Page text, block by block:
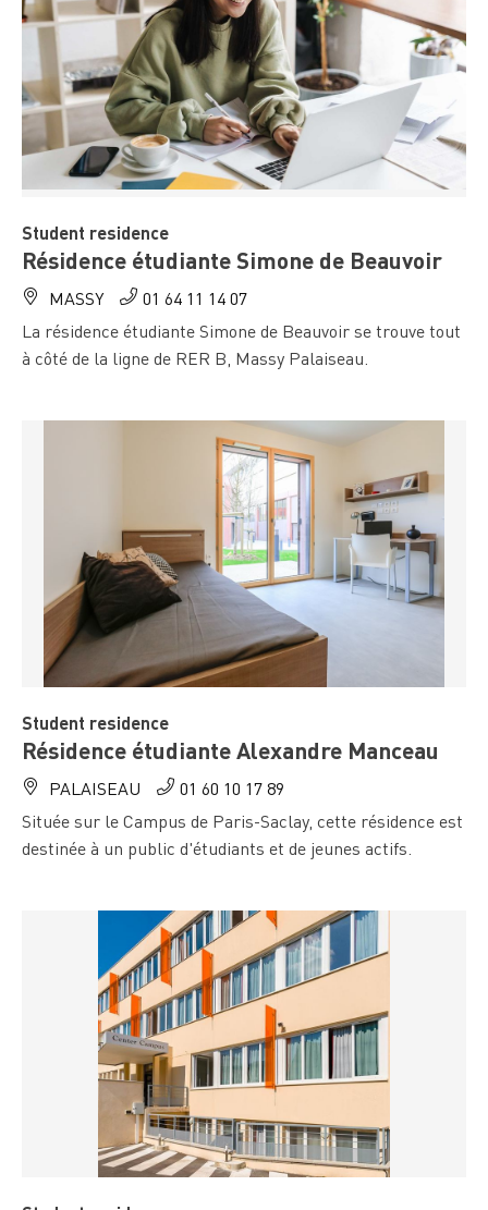
Student residence
Résidence étudiante Simone de Beauvoir
MASSY
01 64 11 14 07
La résidence étudiante Simone de Beauvoir se trouve tout
à côté de la ligne de RER B, Massy Palaiseau.
Student residence
Résidence étudiante Alexandre Manceau
PALAISEAU
01 60 10 17 89
Située sur le Campus de Paris-Saclay, cette résidence est
destinée à un public d'étudiants et de jeunes actifs.